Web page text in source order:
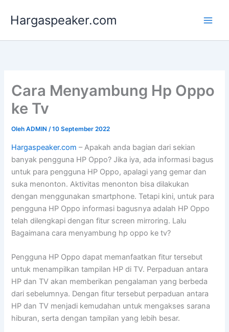
Hargaspeaker.com
Cara Menyambung Hp Oppo
ke Tv
OlehADMIN/10 September 2022
Hargaspeaker.com – Apakah anda bagian dari sekian
banyak pengguna HP Oppo? Jika iya, ada informasi bagus
untuk para pengguna HP Oppo, apalagi yang gemar dan
suka menonton. Aktivitas menonton bisa dilakukan
dengan menggunakan smartphone. Tetapi kini, untuk para
pengguna HP Oppo informasi bagusnya adalah HP Oppo
telah dilengkapi dengan fitur screen mirroring. Lalu
Bagaimana cara menyambung hp oppo ke tv?
Pengguna HP Oppo dapat memanfaatkan fitur tersebut
untuk menampilkan tampilan HP di TV. Perpaduan antara
HP dan TV akan memberikan pengalaman yang berbeda
dari sebelumnya. Dengan fitur tersebut perpaduan antara
HP dan TV menjadi kemudahan untuk mengakses sarana
hiburan, serta dengan tampilan yang lebih besar.